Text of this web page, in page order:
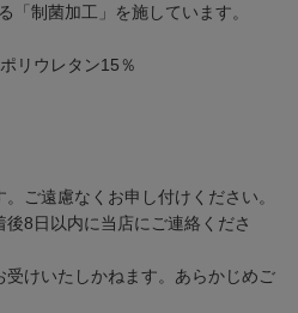
「制菌加工」を施しています。
リウレタン15％
ご遠慮なくお申し付けください。
8日以内に当店にご連絡くださ
けいたしかねます。あらかじめご